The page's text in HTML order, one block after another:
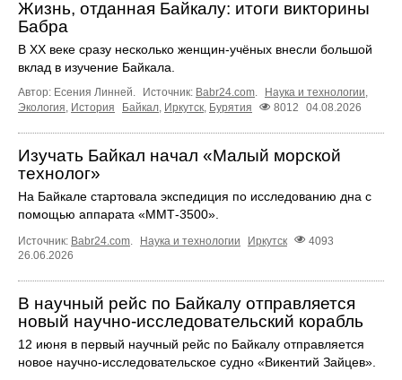
Жизнь, отданная Байкалу: итоги викторины
Бабра
В XX веке сразу несколько женщин-учёных внесли большой
вклад в изучение Байкала.
Автор: Есения Линней. Источник: Babr24.com. Наука и технологии,
Экология, История Байкал, Иркутск, Бурятия 8012 04.08.2026
Изучать Байкал начал «Малый морской
технолог»
На Байкале стартовала экспедиция по исследованию дна с
помощью аппарата «ММТ‑3500».
Источник: Babr24.com Наука и технологии Иркутск
4093
26.06.2026
В научный рейс по Байкалу отправляется
новый научно‑исследовательский корабль
12 июня в первый научный рейс по Байкалу отправляется
новое научно‑исследовательское судно «Викентий Зайцев».